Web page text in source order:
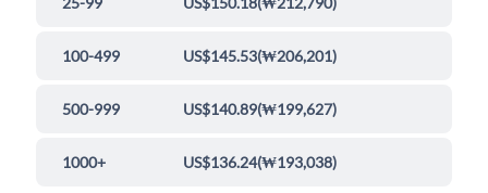
100-499 US$145.53(₩206,201)
500-999 US$140.89(₩199,627)
1000+ US$136.24(₩193,038)